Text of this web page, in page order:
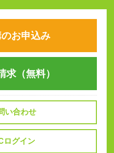
お申込み
求（無料）
い合わせ
ログイン